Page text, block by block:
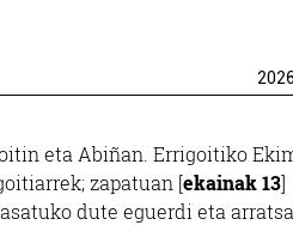
eta Abiñan. Errigoitiko
zapatuan [ekainak 13]
dute eguerdi eta